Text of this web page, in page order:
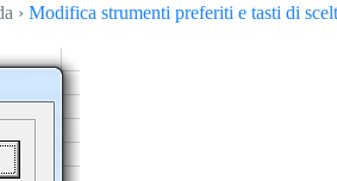
› Modifica strumenti preferiti e tasti di